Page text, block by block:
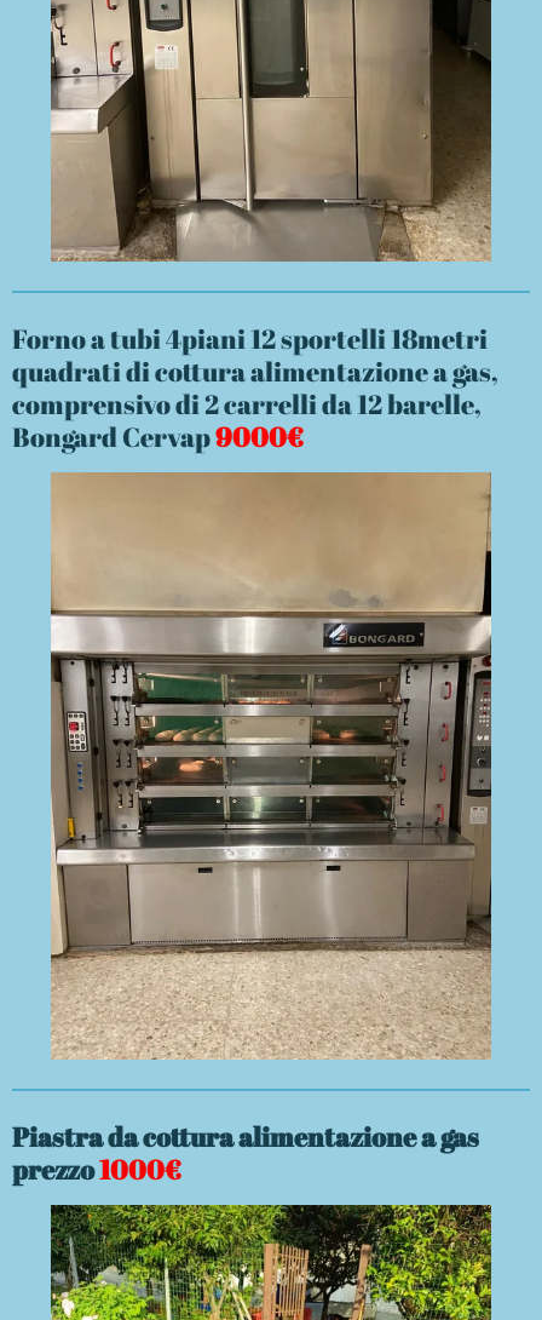
Forno a tubi 4piani 12 sportelli 18metri
quadrati di cottura alimentazione a gas,
comprensivo di 2 carrelli da 12 barelle,
Bongard Cervap9000€
Piastra da cottura alimentazione a gas
prezzo1000€